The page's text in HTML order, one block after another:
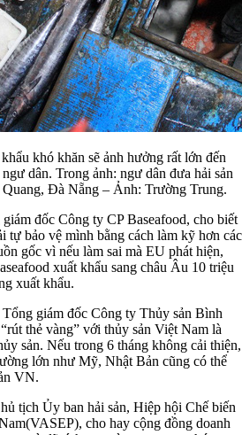
khó khăn sẽ ảnh hưởng rất lớn đến
dân. Trong ảnh: ngư dân đưa hải sản
Quang, Đà Nẵng – Ảnh: Trường Trung.
đốc Công ty CP Baseafood, cho biết
tự bảo vệ mình bằng cách làm kỹ hơn các
gốc vì nếu làm sai mà EU phát hiện,
xuất khẩu sang châu Âu 10 triệu
xuất khẩu.
giám đốc Công ty Thủy sản Bình
thẻ vàng” với thủy sản Việt Nam là
sản. Nếu trong 6 tháng không cải thiện,
lớn như Mỹ, Nhật Bản cũng có thể
VN.
tịch Ủy ban hải sản, Hiệp hội Chế biến
cho hay cộng đồng doanh